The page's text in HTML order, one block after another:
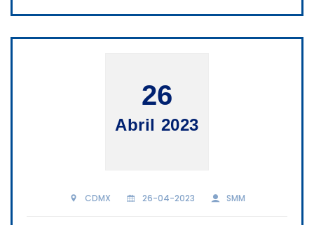
26
Abril 2023
CDMX 26-04-2023 SMM